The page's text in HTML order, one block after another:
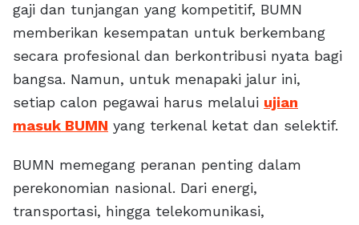
gaji dan tunjangan yang kompetitif, BUMN
memberikan kesempatan untuk berkembang
secara profesional dan berkontribusi nyata bagi
bangsa. Namun, untuk menapaki jalur ini,
setiap calon pegawai harus melalui ujian
masuk BUMN yang terkenal ketat dan selektif.
BUMN memegang peranan penting dalam
perekonomian nasional. Dari energi,
transportasi, hingga telekomunikasi,